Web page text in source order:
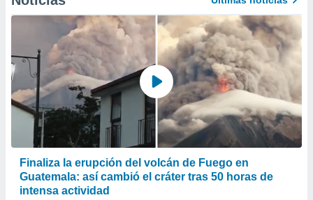
Finaliza la erupción del volcán de Fuego en
Guatemala: así cambió el cráter tras 50 horas de
intensa actividad